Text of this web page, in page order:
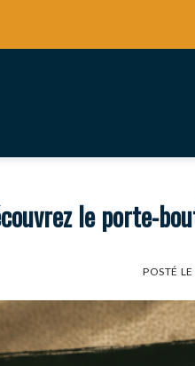
le porte-
POSTÉ LE